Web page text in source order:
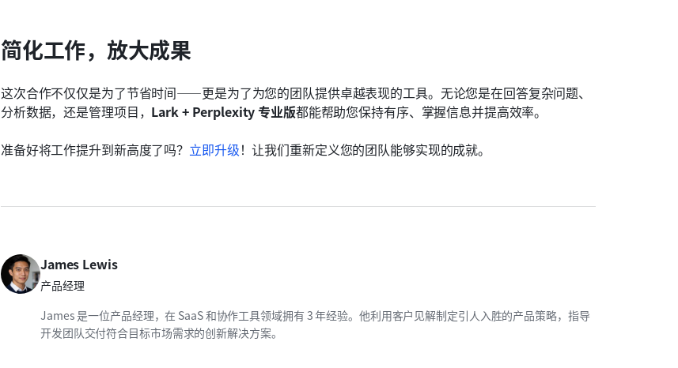
简化工作，放大成果
这次合作不仅仅是为了节省时间——更是为了为您的团队提供卓越表现的工具。无论您是在回答复杂问题、
分析数据，还是管理项目， Lark + Perplexity 专业版都能帮助您保持有序、掌握信息并提高效率。
准备好将工作提升到新高度了吗？ 立即升级！让我们重新定义您的团队能够实现的成就。
James Lewis
产品经理
James 是一位产品经理，在 SaaS 和协作工具领域拥有 3 年经验。他利用客户见解制定引人入胜的产品策略，指导
开发团队交付符合目标市场需求的创新解决方案。